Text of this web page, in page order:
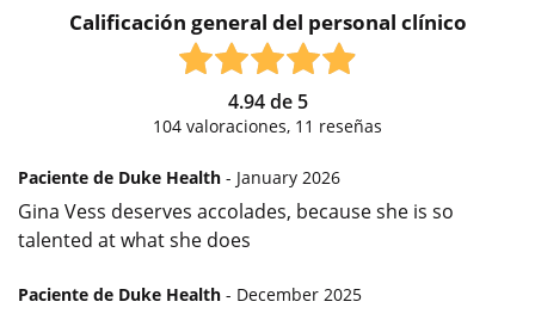
Calificación general del personal clínico
4.94de 5
104 valoraciones, 11 reseñas
Paciente de Duke Health - January 2026
Gina Vess deserves accolades, because she is so
talented at what she does
Paciente de Duke Health - December 2025